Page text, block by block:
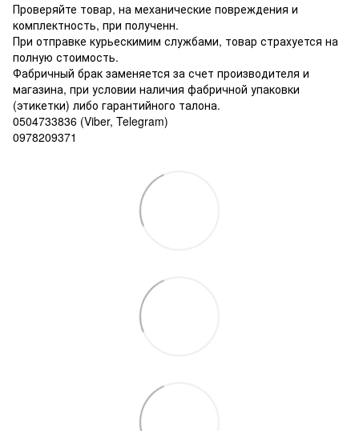
Проверяйте товар, на механические повреждения и
комплектность, при полученн.
При отправке курьескимим службами, товар страхуется на
полную стоимость.
Фабричный брак заменяется за счет производителя и
магазина, при условии наличия фабричной упаковки
(этикетки) либо гарантийного талона.
0504733836 (Viber, Telegram)
0978209371